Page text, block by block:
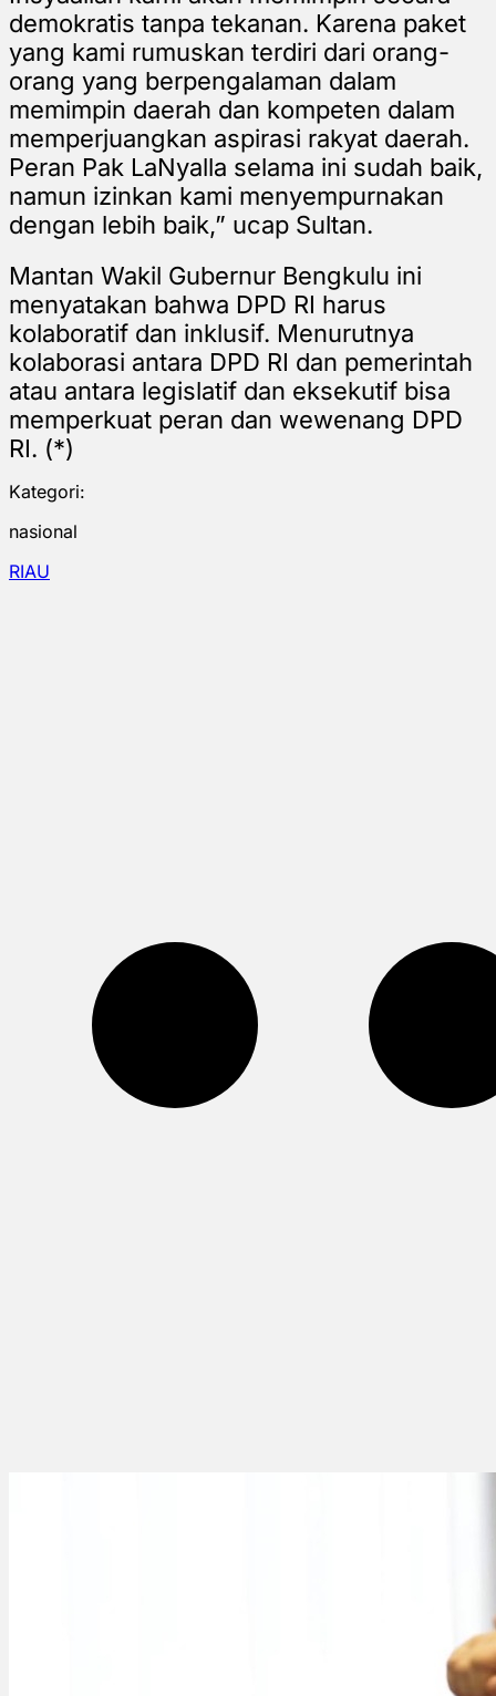
demokratis tanpa tekanan. Karena paket
yang kami rumuskan terdiri dari orang-
orang yang berpengalaman dalam
memimpin daerah dan kompeten dalam
memperjuangkan aspirasi rakyat daerah.
Peran Pak LaNyalla selama ini sudah baik,
namun izinkan kami menyempurnakan
dengan lebih baik,” ucap Sultan.
Mantan Wakil Gubernur Bengkulu ini
menyatakan bahwa DPD RI harus
kolaboratif dan inklusif. Menurutnya
kolaborasi antara DPD RI dan pemerintah
atau antara legislatif dan eksekutif bisa
memperkuat peran dan wewenang DPD
RI. (*)
Kategori:
nasional
RIAU